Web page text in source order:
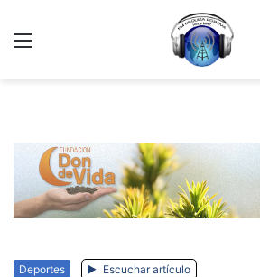
Deportes Escuchar artículo